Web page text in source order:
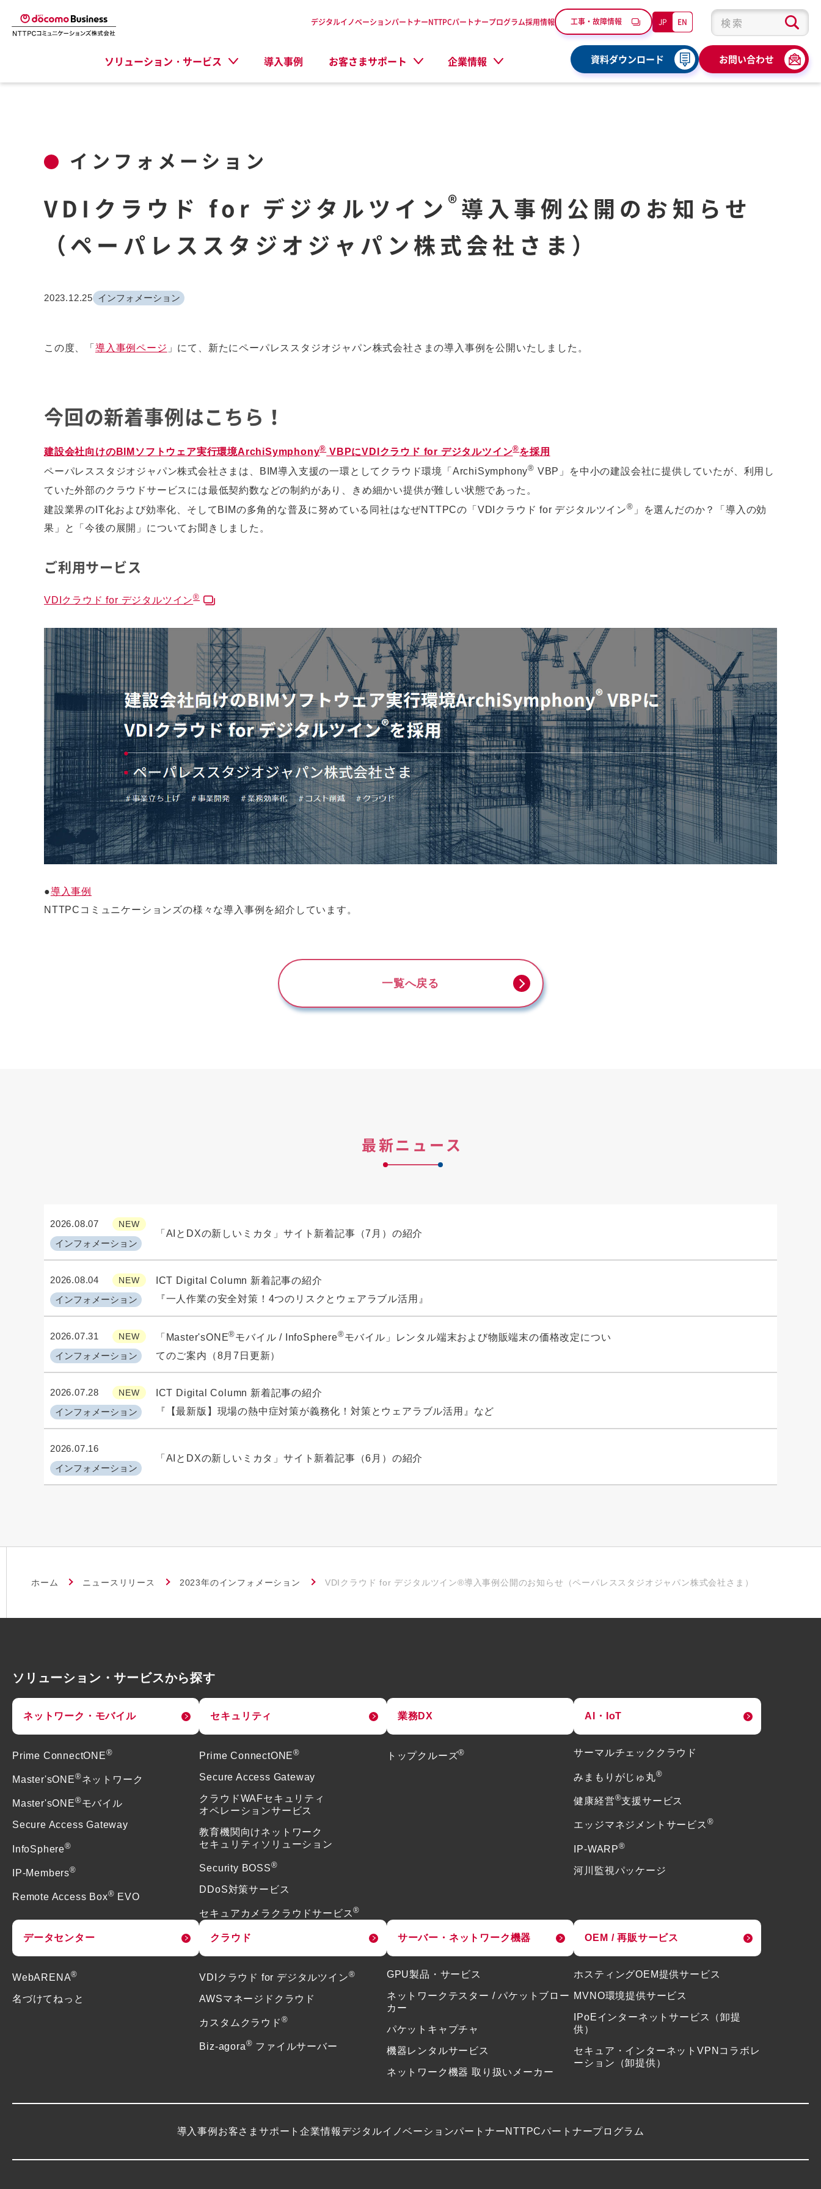
検索キーワード入力
ソリューション・サービス 導入事例 お客さまサポート 企業情報
デジタルイノベーションパートナーNTTPCパートナープログラム採用情報 工事・故障情報 JP EN
資料ダウンロード お問い合わせ
インフォメーション
VDIクラウド for デジタルツイン ®導入事例公開のお知らせ
（ペーパレススタジオジャパン株式会社さま）
2023.12.25 インフォメーション
この度、「 導入事例ページ 」にて、新たにペーパレススタジオジャパン株式会社さまの導入事例を公開いたしました。
今回の新着事例はこちら！
建設会社向けのBIMソフトウェア実行環境ArchiSymphony®VBPにVDIクラウド for デジタルツイン®を採用
ペーパレススタジオジャパン株式会社さまは、BIM導入支援の一環としてクラウド環境「ArchiSymphony® VBP」を中小の建設会社に提供していたが、利用し
ていた外部のクラウドサービスには最低契約数などの制約があり、きめ細かい提供が難しい状態であった。
建設業界のIT化および効率化、そしてBIMの多角的な普及に努めている同社はなぜNTTPCの「VDIクラウド for デジタルツイン® 」を選んだのか？「導入の効
果」と「今後の展開」についてお聞きしました。
ご利用サービス
VDIクラウド for デジタルツイン®
●導入事例
NTTPCコミュニケーションズの様々な導入事例を紹介しています。
一覧へ戻る
最新ニュース
2026.08.07 NEW
インフォメーション
「AIとDXの新しいミカタ」サイト新着記事（7月）の紹介
2026.08.04 NEW
インフォメーション
ICT Digital Column 新着記事の紹介
『一人作業の安全対策！4つのリスクとウェアラブル活用』
2026.07.31 NEW
インフォメーション
「Master'sONE®モバイル / InfoSphere®モバイル」レンタル端末および物販端末の価格改定につい
てのご案内（8月7日更新）
2026.07.28 NEW
インフォメーション
ICT Digital Column 新着記事の紹介
『【最新版】現場の熱中症対策が義務化！対策とウェアラブル活用』など
2026.07.16
インフォメーション
「AIとDXの新しいミカタ」サイト新着記事（6月）の紹介
ホーム ニュースリリース 2023年のインフォメーション VDIクラウド for デジタルツイン®導入事例公開のお知らせ（ペーパレススタジオジャパン株式会社さま）
ソリューション・サービスから探す
ネットワーク・モバイル
Prime ConnectONE®
Master'sONE®ネットワーク
Master'sONE®モバイル
Secure Access Gateway
InfoSphere®
IP-Members®
Remote Access Box® EVO
セキュリティ
Prime ConnectONE®
Secure Access Gateway
クラウドWAFセキュリティ
オペレーションサービス
教育機関向けネットワーク
セキュリティソリューション
Security BOSS®
DDoS対策サービス
セキュアカメラクラウドサービス®
業務DX
トップクルーズ®
AI・IoT
サーマルチェッククラウド
みまもりがじゅ丸®
健康経営®支援サービス
エッジマネジメントサービス ®
IP-WARP®
河川監視パッケージ
データセンター
WebARENA®
名づけてねっと
クラウド
VDIクラウド for デジタルツイン®
AWSマネージドクラウド
カスタムクラウド ®
Biz-agora® ファイルサーバー
サーバー・ネットワーク機器
GPU製品・サービス
ネットワークテスター / パケットブロー
カー
パケットキャプチャ
機器レンタルサービス
ネットワーク機器 取り扱いメーカー
OEM / 再販サービス
ホスティングOEM提供サービス
MVNO環境提供サービス
IPoEインターネットサービス（卸提
供）
セキュア・インターネットVPNコラボレ
ーション（卸提供）
導入事例 お客さまサポート企業情報 デジタルイノベーションパートナーNTTPCパートナープログラム